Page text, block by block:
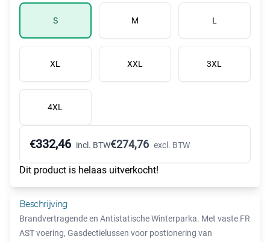
S M L
XL XXL 3XL
4XL
€332,46 incl. BTW€274,76 excl. BTW
Dit product is helaas uitverkocht!
Beschrijving
Brandvertragende en Antistatische Winterparka. Met vaste FR
AST voering, Gasdectielussen voor postionering van